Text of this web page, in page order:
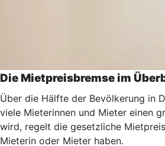
Die Mietpreisbremse im
Über die Hälfte der Bevölkerung in
viele Mieterinnen und Mieter einen
wird, regelt die gesetzliche
Mieterin oder Mieter haben.